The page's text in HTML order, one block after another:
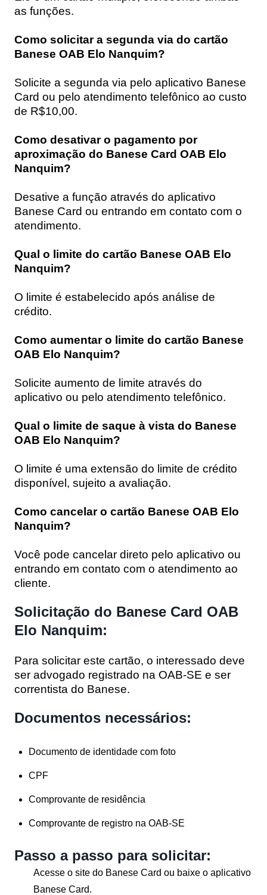
as funções.
Como solicitar a segunda via do cartão
Banese OAB Elo Nanquim?
Solicite a segunda via pelo aplicativo Banese
Card ou pelo atendimento telefônico ao custo
de R$10,00.
Como desativar o pagamento por
aproximação do Banese Card OAB Elo
Nanquim?
Desative a função através do aplicativo
Banese Card ou entrando em contato com o
atendimento.
Qual o limite do cartão Banese OAB Elo
Nanquim?
O limite é estabelecido após análise de
crédito.
Como aumentar o limite do cartão Banese
OAB Elo Nanquim?
Solicite aumento de limite através do
aplicativo ou pelo atendimento telefônico.
Qual o limite de saque à vista do Banese
OAB Elo Nanquim?
O limite é uma extensão do limite de crédito
disponível, sujeito a avaliação.
Como cancelar o cartão Banese OAB Elo
Nanquim?
Você pode cancelar direto pelo aplicativo ou
entrando em contato com o atendimento ao
cliente.
Solicitação do Banese Card OAB
Elo Nanquim:
Para solicitar este cartão, o interessado deve
ser advogado registrado na OAB-SE e ser
correntista do Banese.
Documentos necessários:
Documento de identidade com foto
CPF
Comprovante de residência
Comprovante de registro na OAB-SE
Passo a passo para solicitar:
Acesse o site do Banese Card ou baixe o aplicativo
Banese Card.